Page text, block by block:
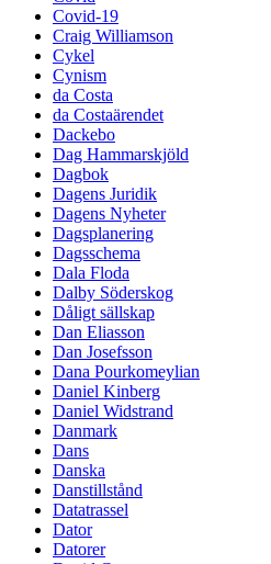
Covid-19
Craig Williamson
Cykel
Cynism
da Costa
da Costaärendet
Dackebo
Dag Hammarskjöld
Dagbok
Dagens Juridik
Dagens Nyheter
Dagsplanering
Dagsschema
Dala Floda
Dalby Söderskog
Dåligt sällskap
Dan Eliasson
Dan Josefsson
Dana Pourkomeylian
Daniel Kinberg
Daniel Widstrand
Danmark
Dans
Danska
Danstillstånd
Datatrassel
Dator
Datorer